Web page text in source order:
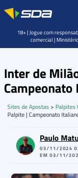
Inter de
Sites de Apostas > Palpites
Palpite | Campeonato
Paulo
03/11/2024
EM 03/11/
18+ | Jogue com
comercial |